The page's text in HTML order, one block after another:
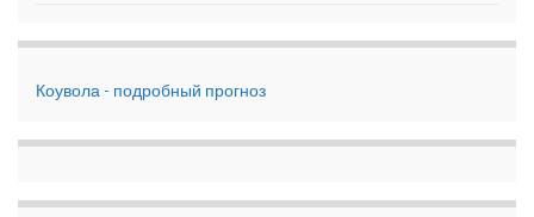
Коувола - подробный прогноз